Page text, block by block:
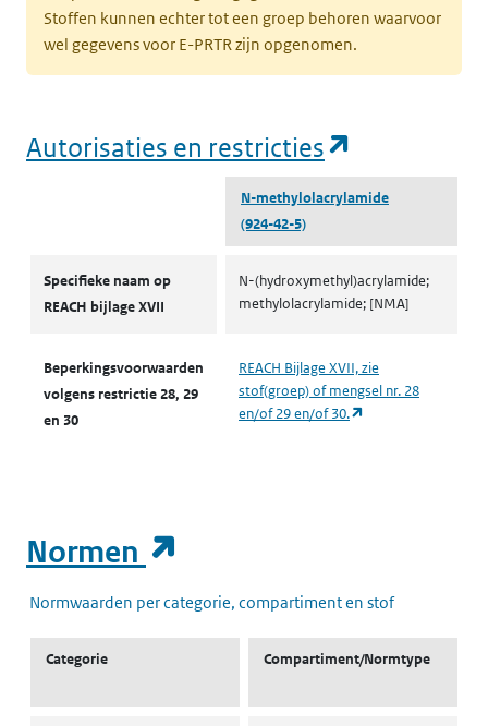
Stoffen kunnen echter tot een groep behoren waarvoor
wel gegevens voor E-PRTR zijn opgenomen.
Autorisaties en restricties
N-methylol­acrylamide
(924-42-5)
Specifieke naam op
REACH bijlage XVII
N-(hydroxymethyl)acrylamide;
methylolacrylamide; [NMA]
Beperkingsvoorwaarden
volgens restrictie 28, 29
en 30
REACH Bijlage XVII, zie
stof(groep) of mengsel nr. 28
en/of 29 en/of 30.
Normen
Normwaarden per categorie, compartiment en stof
Categorie Compartiment/Normtype